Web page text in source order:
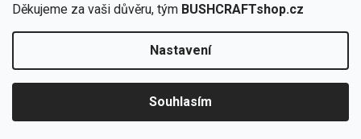
Děkujeme za vaši důvěru, tým BUSHCRAFTshop.cz
Nastavení
Souhlasím
zapojte se do slosování o kurz s
podmínkami ochrany osobních údajů
Copyright 2026BUSHCRAFTshop.cz. Všechna práva
vyhrazena.Upravit nastavení cookies